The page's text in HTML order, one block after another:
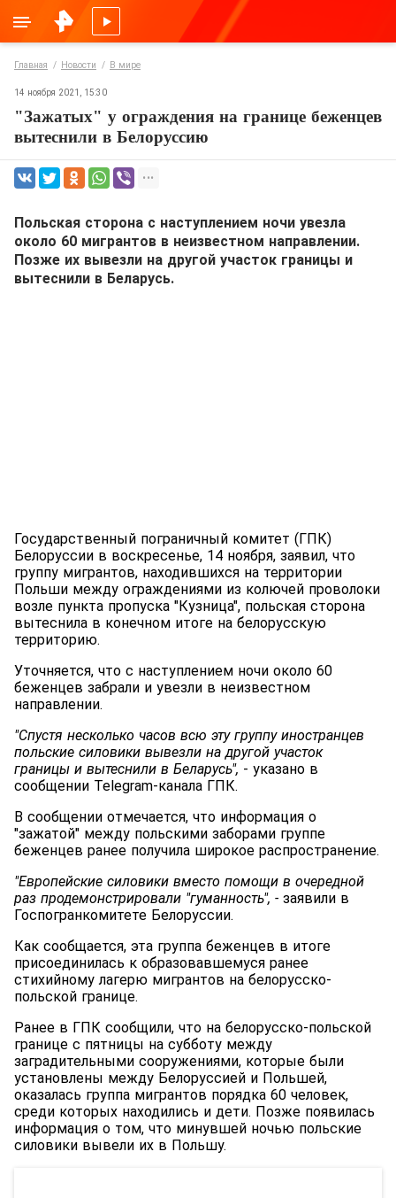
Главная Новости В мире
14 ноября 2021, 15:30
"Зажатых" у ограждения на границе беженцев
вытеснили в Белоруссию
Польская сторона с наступлением ночи увезла
около 60 мигрантов в неизвестном направлении.
Позже их вывезли на другой участок границы и
вытеснили в Беларусь.
Государственный пограничный комитет (ГПК)
Белоруссии в воскресенье, 14 ноября, заявил, что
группу мигрантов, находившихся на территории
Польши между ограждениями из колючей проволоки
возле пункта пропуска "Кузница", польская сторона
вытеснила в конечном итоге на белорусскую
территорию.
Уточняется, что с наступлением ночи около 60
беженцев забрали и увезли в неизвестном
направлении.
"Спустя несколько часов всю эту группу иностранцев
польские силовики вывезли на другой участок
границы и вытеснили в Беларусь", - указано в
сообщении Telegram-канала ГПК.
В сообщении отмечается, что информация о
"зажатой" между польскими заборами группе
беженцев ранее получила широкое распространение.
"Европейские силовики вместо помощи в очередной
раз продемонстрировали "гуманность", - заявили в
Госпогранкомитете Белоруссии.
Как сообщается, эта группа беженцев в итоге
присоединилась к образовавшемуся ранее
стихийному лагерю мигрантов на белорусско-
польской границе.
Ранее в ГПК сообщили, что на белорусско-польской
границе с пятницы на субботу между
заградительными сооружениями, которые были
установлены между Белоруссией и Польшей,
оказалась группа мигрантов порядка 60 человек,
среди которых находились и дети. Позже появилась
информация о том, что минувшей ночью польские
силовики вывели их в Польшу.